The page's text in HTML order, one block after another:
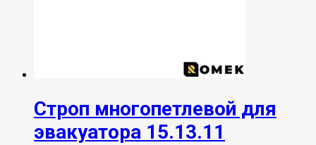
Строп многопетлевой для
эвакуатора 15.13.11